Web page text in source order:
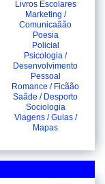
Livros Escolares
Marketing /
Comunicaãão
Poesia
Policial
Psicologia /
Desenvolvimento
Pessoal
Romance / Ficãão
Saãde / Desporto
Sociologia
Viagens / Guias /
Mapas